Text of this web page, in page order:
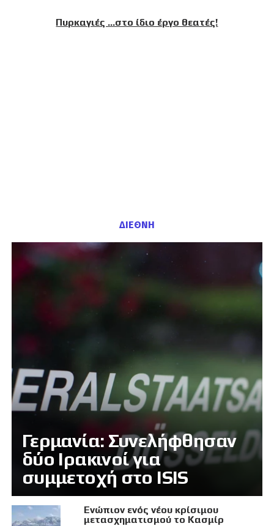
Πυρκαγιές …στο ίδιο έργο θεατές!
ΔΙΕΘΝΗ
Γερμανία: Συνελήφθησαν
δύο Ιρακινοί για
συμμετοχή στο ISIS
Eνώπιον ενός νέου κρίσιμου
μετασχηματισμού το Κασμίρ